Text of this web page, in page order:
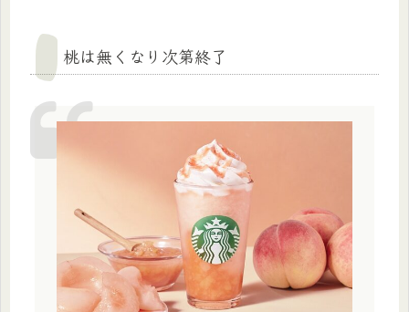
桃は無くなり次第終了